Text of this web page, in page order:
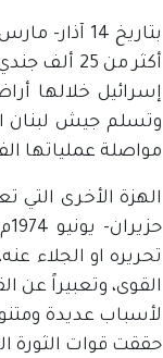
أكثر من
وتسلم جيش لبنان
مواصلة عملياتها الفدائية ضد إسرائيل؛ ففي
تحريره او الجلاء
القوى، وتعبيراً عن
لأسباب عديدة
حققت قوات الثورة